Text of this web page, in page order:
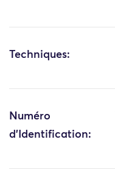
Techniques:
Numéro
d'Identification: